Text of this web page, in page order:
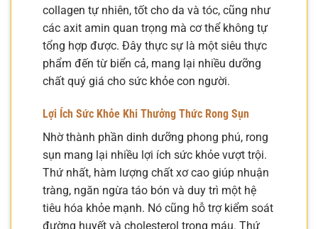
collagen tự nhiên, tốt cho da và tóc, cũng như
các axit amin quan trọng mà cơ thể không tự
tổng hợp được. Đây thực sự là một siêu thực
phẩm đến từ biển cả, mang lại nhiều dưỡng
chất quý giá cho sức khỏe con người.
Lợi Ích Sức Khỏe Khi Thưởng Thức Rong Sụn
Nhờ thành phần dinh dưỡng phong phú, rong
sụn mang lại nhiều lợi ích sức khỏe vượt trội.
Thứ nhất, hàm lượng chất xơ cao giúp nhuận
tràng, ngăn ngừa táo bón và duy trì một hệ
tiêu hóa khỏe mạnh. Nó cũng hỗ trợ kiểm soát
đường huyết và cholesterol trong máu. Thứ